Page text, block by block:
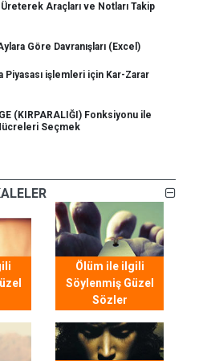
Araçları ve Notları Takip
Göre Davranışları (Excel)
Piyasası işlemleri için Kar-Zarar
(KIRPARALIĞI) Fonksiyonu ile
Seçmek
Ölüm ile ilgili
Söylenmiş Güzel
Sözler